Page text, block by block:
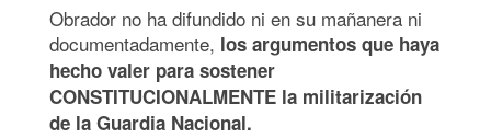
Obrador no ha difundido ni en su mañanera ni
documentadamente, los argumentos que haya
hecho valer para sostener
CONSTITUCIONALMENTE la militarización
de la Guardia Nacional.